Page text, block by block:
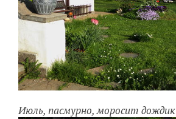
Июль, пасмурно, моросит дождик